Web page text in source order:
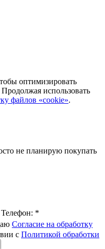
оптимизировать
Продолжая использовать
файлов «cookie».
не планирую покупать
Телефон: *
Согласие на обработку
с Политикой обработки